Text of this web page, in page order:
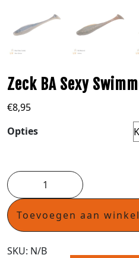
Zeck BA Sexy
€8,95
Opties
Toevoegen aan
SKU: N/B